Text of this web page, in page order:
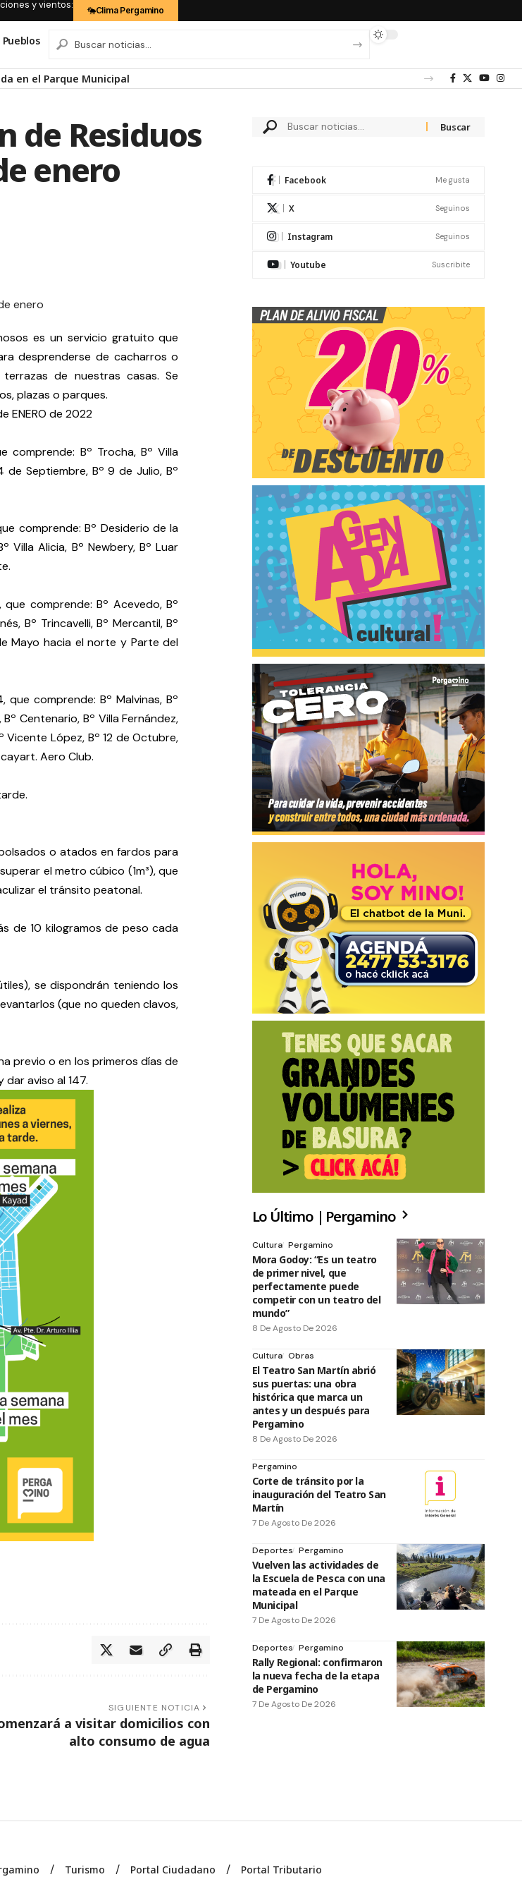
y vientos: Clima Pergamino
Pueblos
de Residuos
enero
es un servicio gratuito que
desprenderse de cacharros o
de nuestras casas. Se
plazas o parques.
ENERO de 2022
comprende: Bº Trocha, Bº Villa
de Septiembre, Bº 9 de Julio, Bº
comprende: Bº Desiderio de la
Villa Alicia, Bº Newbery, Bº Luar
comprende: Bº Acevedo, Bº
Bº Trincavelli, Bº Mercantil, Bº
Mayo hacia el norte y Parte del
comprende: Bº Malvinas, Bº
Centenario, Bº Villa Fernández,
Vicente López, Bº 12 de Octubre,
Aero Club.
o atados en fardos para
el metro cúbico (1m³), que
el tránsito peatonal.
de 10 kilogramos de peso cada
se dispondrán teniendo los
(que no queden clavos,
previo o en los primeros días de
aviso al 147.
SIGUIENTE NOTICIA
a visitar domicilios con
alto consumo de agua
Facebook Me gusta
X Seguinos
Instagram Seguinos
Youtube Suscribite
Lo Último | Pergamino
Cultura Pergamino
Mora Godoy: “Es un teatro
de primer nivel, que
perfectamente puede
competir con un teatro del
mundo”
8 De Agosto De 2026
Cultura Obras
El Teatro San Martín abrió
sus puertas: una obra
histórica que marca un
antes y un después para
Pergamino
8 De Agosto De 2026
Pergamino
Corte de tránsito por la
inauguración del Teatro San
Martín
7 De Agosto De 2026
Deportes Pergamino
Vuelven las actividades de
la Escuela de Pesca con una
mateada en el Parque
Municipal
7 De Agosto De 2026
Deportes Pergamino
Rally Regional: confirmaron
la nueva fecha de la etapa
de Pergamino
7 De Agosto De 2026
Turismo Portal Ciudadano Portal Tributario